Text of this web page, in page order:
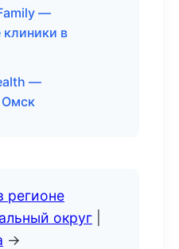
—
в
—
Омск
регионе
округ
→